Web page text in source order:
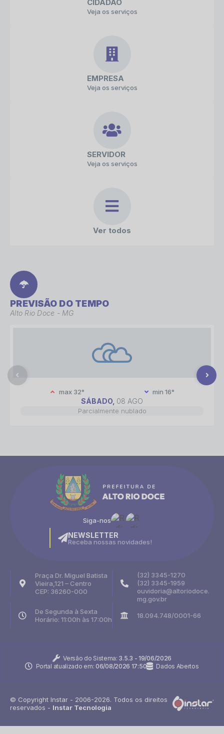
CIDADÃO
Veja os serviços
EMPRESA
Veja os serviços
SERVIDOR
Veja os serviços
Ver todos
PREVISÃO DO TEMPO
Alto Rio Doce - MG
SÁBADO 08 AGO
Parcialmente nublado
max 32° min 16°
Praça Dr. Miguel Batista
Vieira,121 – Centro
CEP: 36260-000
(32) 3345-1270
(32) 3345-1959
ouvidoria@altoriodoce.
mg.gov.br
De Segunda à Sexta
Horário: 11:00h às 17:00h
18.094.748/0001-66
Siga-nos
NEWSLETTER
Receba nossas novidades!
Versão do Sistema: 3.5.3 - 19/06/2026
Portal atualizado em:06/08/2026 17:50 Dados Abertos
© Copyright Instar - 2006-2026. Todos os direitos
reservados - Instar Tecnologia